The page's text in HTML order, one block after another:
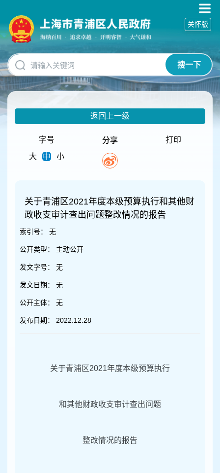
碍
操
明
跳
转
到
网
搜一下
关怀版
返回上一级
字号
大
中 小
分享 打印
关于青浦区2021年度本级预算执行和其他财
政收支审计查出问题整改情况的报告
索引号： 无
公开类型： 主动公开
发文字号： 无
发文日期： 无
公开主体： 无
发布日期： 2022.12.28
关于青浦区2021年度本级预算执行
和其他财政收支审计查出问题
整改情况的报告